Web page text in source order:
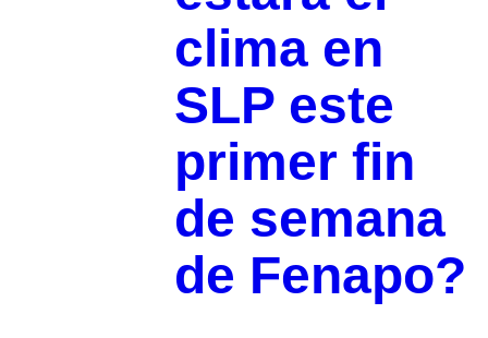
clima en
SLP este
primer fin
de semana
de Fenapo?